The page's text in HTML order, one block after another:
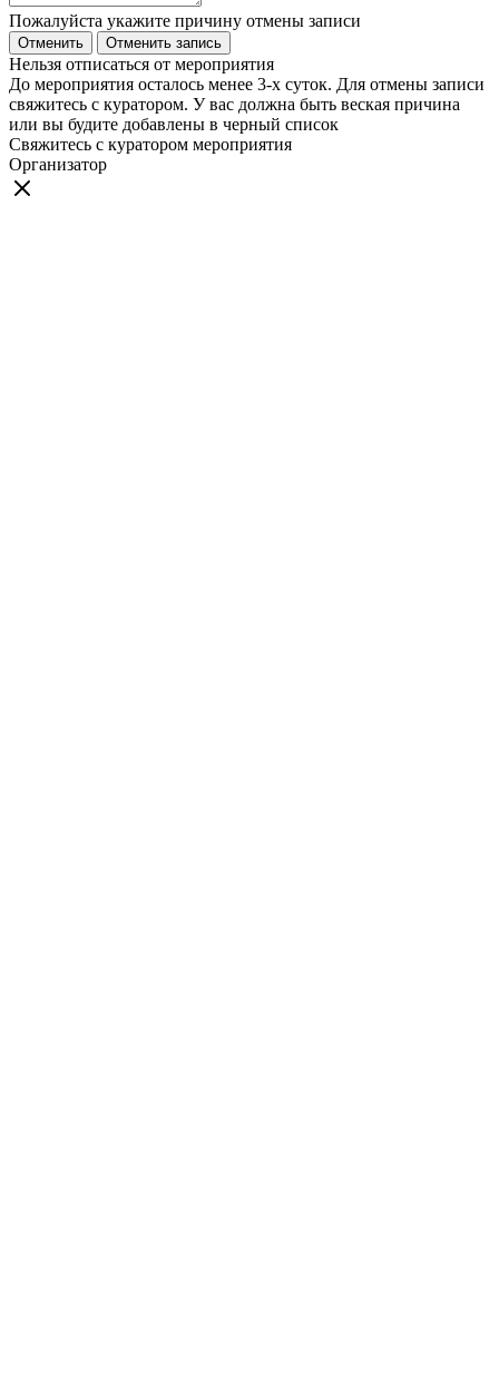
Пожалуйста укажите причину отмены записи
Отменить Отменить запись
Нельзя отписаться от мероприятия
До мероприятия осталось менее 3-х суток. Для отмены записи
свяжитесь с куратором. У вас должна быть веская причина
или вы будите добавлены в черный список
Свяжитесь с куратором мероприятия
Организатор